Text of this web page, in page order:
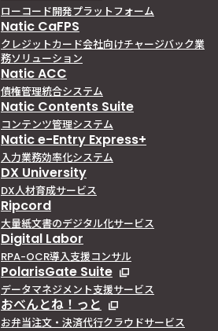
ローコード開発プラットフォーム
Natic CaFPS
クレジットカード会社向けチャージバック業
務ソリューション
Natic ACC
債権管理統合システム
Natic Contents Suite
コンテンツ管理システム
Natic e-Entry Express+
入力業務効率化システム
DX University
DX人材育成サービス
Ripcord
大量紙文書のデジタル化サービス
Digital Labor
RPA-OCR導入支援コンサル
PolarisGate Suite
データマネジメント支援サービス
おべんとね！っと
お弁当注文・決済代行クラウドサービス